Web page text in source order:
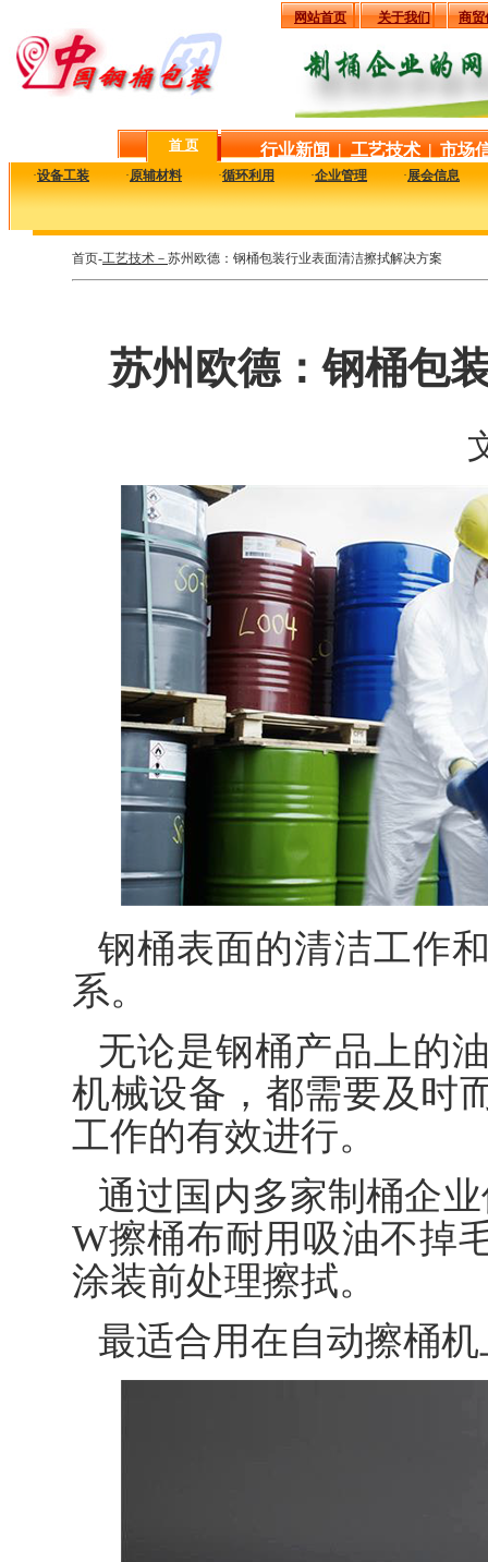
网站首页 关于我们 商贸
首 页 行业新闻 | 工艺技术 | 市场
·设备工装 ·原辅材料 ·循环利用 ·企业管理 ·展会信息
首页-工艺技术－ 苏州欧德：钢桶包装行业表面清洁擦拭解决方案
苏州欧德：钢桶包
钢桶表面的清洁工作
系。
无论是钢桶产品上的
机械设备，都需要及时
工作的有效进行。
通过国内多家制桶企
W擦桶布耐用吸油不掉
涂装前处理擦拭。
最适合用在自动擦桶